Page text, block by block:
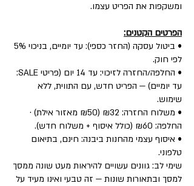
ומשקפות את הפריט עצמו.
הפרטים הקטנים:
• ביטול עסקה (החזר כספי): עד יומיים, בניכוי 5%
לפי חוק.
• החלפה/החזרה לזיכוי: עד 14 יום (פריטי SALE:
עד יומיים) — הפריט חדש, עם התווית, ללא
שימוש.
• משלוח החזרה: ₪32 (₪50 מאזור אילת) ·
החלפה: ₪60 (כולל איסוף + משלוח חדש).
• איסוף עצמי מהחנות ביבנה: חינם, בתיאום
טלפוני.
שימי לב: גוונים עשויים להיראות מעט שונה ממסך
למסך ובתאורות שונות — זה טבעי ואינו מעיד על